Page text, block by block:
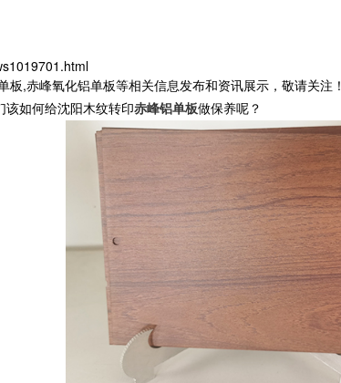
板,赤峰氧化铝单板等相关信息发布和资讯展示，敬请关注！
如何给沈阳木纹转印赤峰铝单板做保养呢？